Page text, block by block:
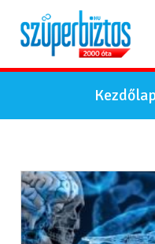
Kezdőlap